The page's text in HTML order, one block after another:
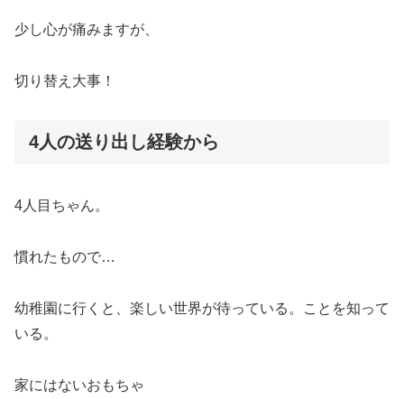
少し心が痛みますが、
切り替え大事！
4人の送り出し経験から
4人目ちゃん。
慣れたもので…
幼稚園に行くと、楽しい世界が待っている。ことを知って
いる。
家にはないおもちゃ